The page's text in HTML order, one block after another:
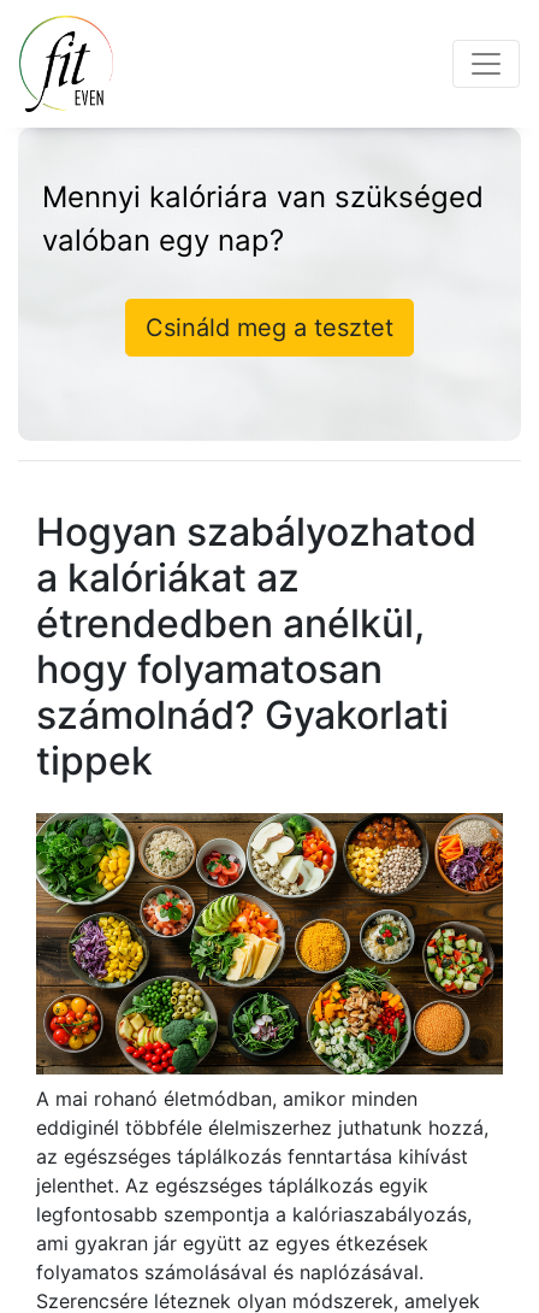
Mennyi kalóriára van szükséged
valóban egy nap?
Csináld meg a tesztet
Hogyan szabályozhatod
a kalóriákat az
étrendedben anélkül,
hogy folyamatosan
számolnád? Gyakorlati
tippek
A mai rohanó életmódban, amikor minden
eddiginél többféle élelmiszerhez juthatunk hozzá,
az egészséges táplálkozás fenntartása kihívást
jelenthet. Az egészséges táplálkozás egyik
legfontosabb szempontja a kalóriaszabályozás,
ami gyakran jár együtt az egyes étkezések
folyamatos számolásával és naplózásával.
Szerencsére léteznek olyan módszerek, amelyek